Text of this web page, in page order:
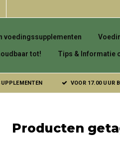
voedingssupplementen
tot! Tips & Informatie
VOOR 17.00 UUR
Producten